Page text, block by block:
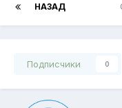
НАЗАД
Подписчики 0